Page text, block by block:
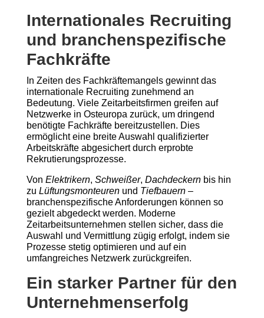
Internationales Recruiting
und branchenspezifische
Fachkräfte
In Zeiten des Fachkräftemangels gewinnt das
internationale Recruiting zunehmend an
Bedeutung. Viele Zeitarbeitsfirmen greifen auf
Netzwerke in Osteuropa zurück, um dringend
benötigte Fachkräfte bereitzustellen. Dies
ermöglicht eine breite Auswahl qualifizierter
Arbeitskräfte abgesichert durch erprobte
Rekrutierungsprozesse.
Von Elektrikern, Schweißer, Dachdeckernbis hin
zu Lüftungsmonteurenund Tiefbauern–
branchenspezifische Anforderungen können so
gezielt abgedeckt werden. Moderne
Zeitarbeitsunternehmen stellen sicher, dass die
Auswahl und Vermittlung zügig erfolgt, indem sie
Prozesse stetig optimieren und auf ein
umfangreiches Netzwerk zurückgreifen.
Ein starker Partner für den
Unternehmenserfolg